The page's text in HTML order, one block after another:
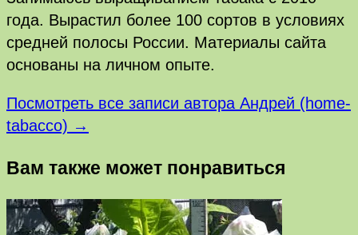
года. Вырастил более 100 сортов в условиях
средней полосы России. Материалы сайта
основаны на личном опыте.
Посмотреть все записи автора Андрей (home-
tabacco) →
Вам также может понравиться